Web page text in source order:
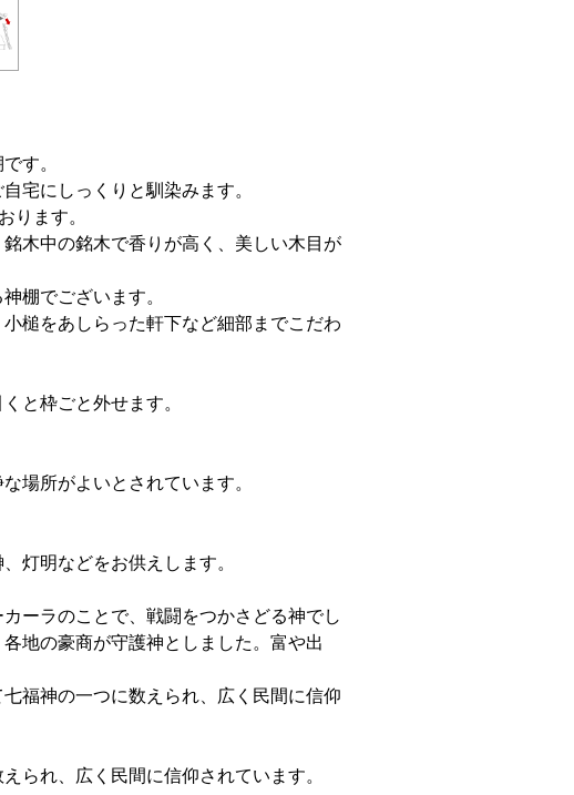
す。
宅にしっくりと馴染みます。
ります。
木中の銘木で香りが高く、美しい木目が
棚でございます。
槌をあしらった軒下など細部までこだわ
と枠ごと外せます。
場所がよいとされています。
灯明などをお供えします。
ーラのことで、戦闘をつかさどる神でし
地の豪商が守護神としました。富や出
福神の一つに数えられ、広く民間に信仰
られ、広く民間に信仰されています。